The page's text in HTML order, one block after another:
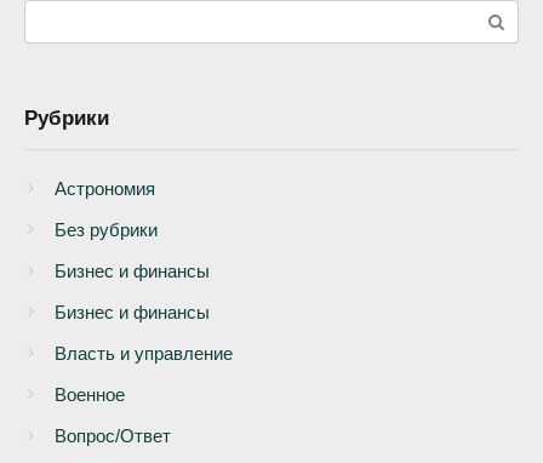
Рубрики
Астрономия
Без рубрики
Бизнеc и финансы
Бизнес и финансы
Власть и управление
Военное
Вопрос/Ответ